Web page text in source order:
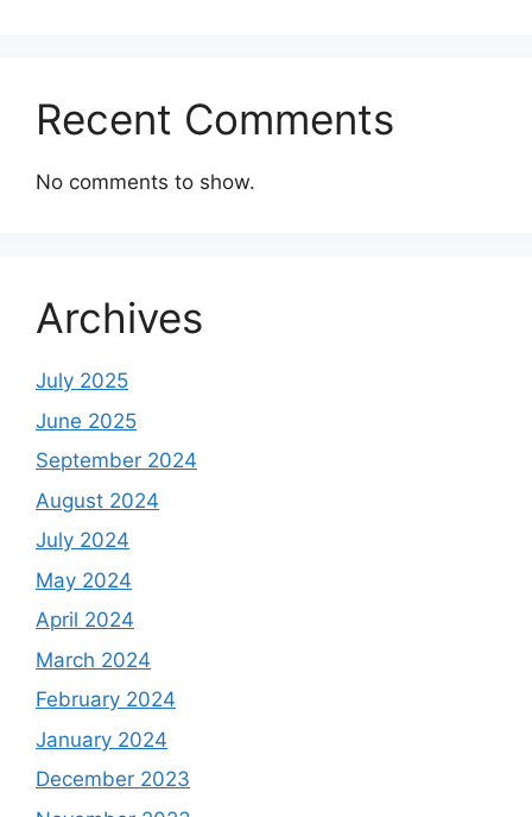
Recent Comments
No comments to show.
Archives
July 2025
June 2025
September 2024
August 2024
July 2024
May 2024
April 2024
March 2024
February 2024
January 2024
December 2023